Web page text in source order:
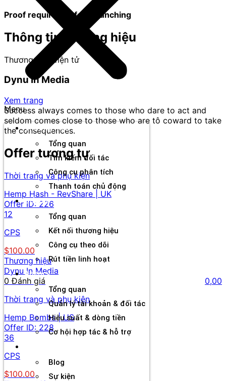
Menu
Thương hiệu
Tổng quan
Tìm kiếm đối tác
Công cụ phân tích
Thanh toán chủ động
Đối tác
Tổng quan
Kết nối thương hiệu
Công cụ theo dõi
Rút tiền linh hoạt
Agency
Tổng quan
Quản lý tài khoản & đối tác
Hiệu suất & dòng tiền
Cơ hội hợp tác & hỗ trợ
Blog
Sự kiện
Proof required before launching
Thông tin thương hiệu
Thương mại điện tử
Dynu In Media
Xem trang
Success always comes to those who dare to act and
seldom comes close to those who are tô coward to take
the consequences.
Offer tương tự
Thời trang và phụ kiện
Hemp Hash - RevShare | UK
Offer ID: 226
12
CPS
$100.00
Thương hiệu
Dynu In Media
0 Đánh giá
0,00
Thời trang và phụ kiện
Hemp Bombs | US
Offer ID: 228
36
CPS
$100.00